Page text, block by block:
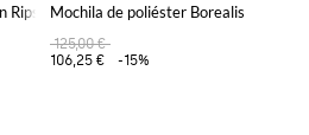
Ripstop reciclado
Mochila de poliéster Borealis
125,00 €
106,25 €
-15%